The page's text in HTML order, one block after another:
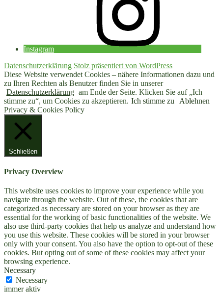
Instagram
Datenschutzerklärung Stolz präsentiert von WordPress
Diese Website verwendet Cookies – nähere Informationen dazu und
zu Ihren Rechten als Benutzer finden Sie in unserer
Datenschutzerklärung am Ende der Seite. Klicken Sie auf „Ich
stimme zu“, um Cookies zu akzeptieren. Ich stimme zu
Ablehnen
Privacy & Cookies Policy
Schließen
Privacy Overview
This website uses cookies to improve your experience while you
navigate through the website. Out of these, the cookies that are
categorized as necessary are stored on your browser as they are
essential for the working of basic functionalities of the website. We
also use third-party cookies that help us analyze and understand how
you use this website. These cookies will be stored in your browser
only with your consent. You also have the option to opt-out of these
cookies. But opting out of some of these cookies may affect your
browsing experience.
Necessary
Necessary
immer aktiv